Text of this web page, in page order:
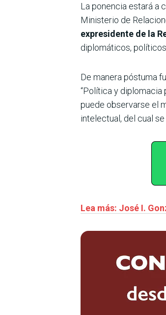
La ponencia estará a
Ministerio de
expresidente de la
diplomáticos,
De manera póstuma
“Política y diplomacia
puede observarse el
intelectual, del cual
Lea más: José I.